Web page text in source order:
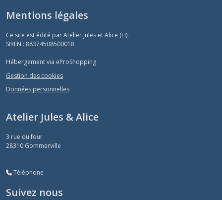
Mentions légales
Ce site est édité par Atelier Jules et Alice (EI).
SIREN : 88374508500018
Hébergement via eProShopping
Gestion des cookies
Données personnelles
Atelier Jules & Alice
3 rue du four
28310 Gommerville
Téléphone
Suivez nous